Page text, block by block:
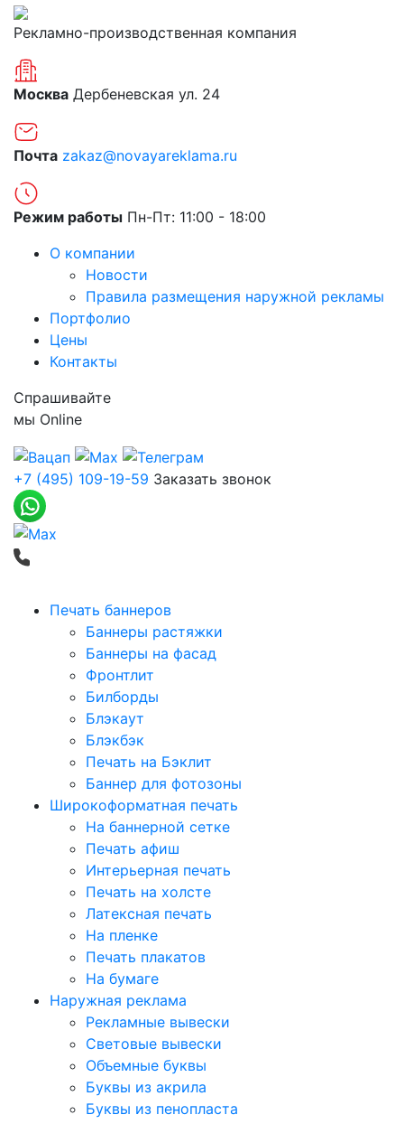
Рекламно-производственная компания
Москва Дербеневская ул. 24
Почта zakaz@novayareklama.ru
Режим работы Пн-Пт: 11:00 - 18:00
О компании
Новости
Правила размещения наружной рекламы
Портфолио
Цены
Контакты
Спрашивайте
мы Online
+7 (495) 109-19-59 Заказать звонок
Печать баннеров
Баннеры растяжки
Баннеры на фасад
Фронтлит
Билборды
Блэкаут
Блэкбэк
Печать на Бэклит
Баннер для фотозоны
Широкоформатная печать
На баннерной сетке
Печать афиш
Интерьерная печать
Печать на холсте
Латексная печать
На пленке
Печать плакатов
На бумаге
Наружная реклама
Рекламные вывески
Световые вывески
Объемные буквы
Буквы из акрила
Буквы из пенопласта